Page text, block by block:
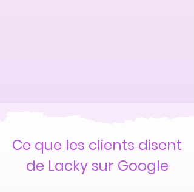
Ce que les clients disent
de Lacky sur Google